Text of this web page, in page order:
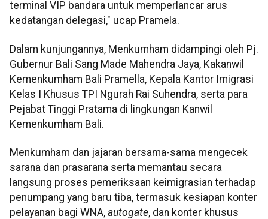
terminal VIP bandara untuk memperlancar arus
kedatangan delegasi," ucap Pramela.
Dalam kunjungannya, Menkumham didampingi oleh Pj.
Gubernur Bali Sang Made Mahendra Jaya, Kakanwil
Kemenkumham Bali Pramella, Kepala Kantor Imigrasi
Kelas I Khusus TPI Ngurah Rai Suhendra, serta para
Pejabat Tinggi Pratama di lingkungan Kanwil
Kemenkumham Bali.
Menkumham dan jajaran bersama-sama mengecek
sarana dan prasarana serta memantau secara
langsung proses pemeriksaan keimigrasian terhadap
penumpang yang baru tiba, termasuk kesiapan konter
pelayanan bagi WNA, autogate, dan konter khusus